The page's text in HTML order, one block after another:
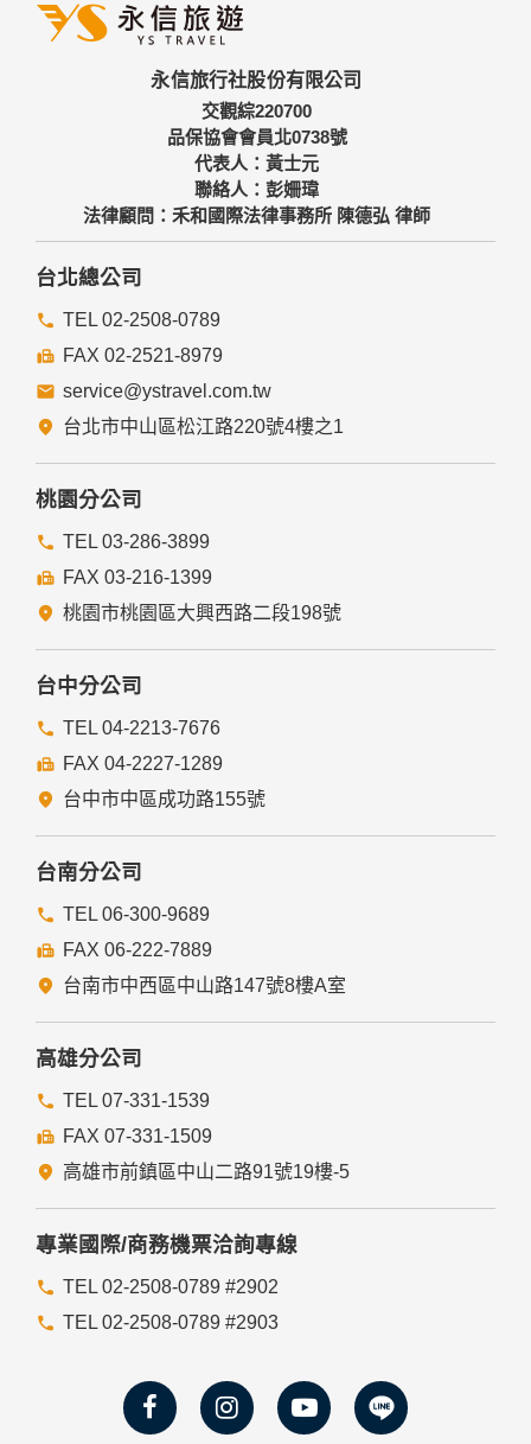
永信旅行社股份有限公司
交觀綜220700
品保協會會員北0738號
代表人：黃士元
聯絡人：彭姍瑋
法律顧問：禾和國際法律事務所 陳德弘 律師
台北總公司
TEL 02-2508-0789
FAX 02-2521-8979
service@ystravel.com.tw
台北市中山區松江路220號4樓之1
桃園分公司
TEL 03-286-3899
FAX 03-216-1399
桃園市桃園區大興西路二段198號
台中分公司
TEL 04-2213-7676
FAX 04-2227-1289
台中市中區成功路155號
台南分公司
TEL 06-300-9689
FAX 06-222-7889
台南市中西區中山路147號8樓A室
高雄分公司
TEL 07-331-1539
FAX 07-331-1509
高雄市前鎮區中山二路91號19樓-5
專業國際/商務機票洽詢專線
TEL 02-2508-0789 #2902
TEL 02-2508-0789 #2903